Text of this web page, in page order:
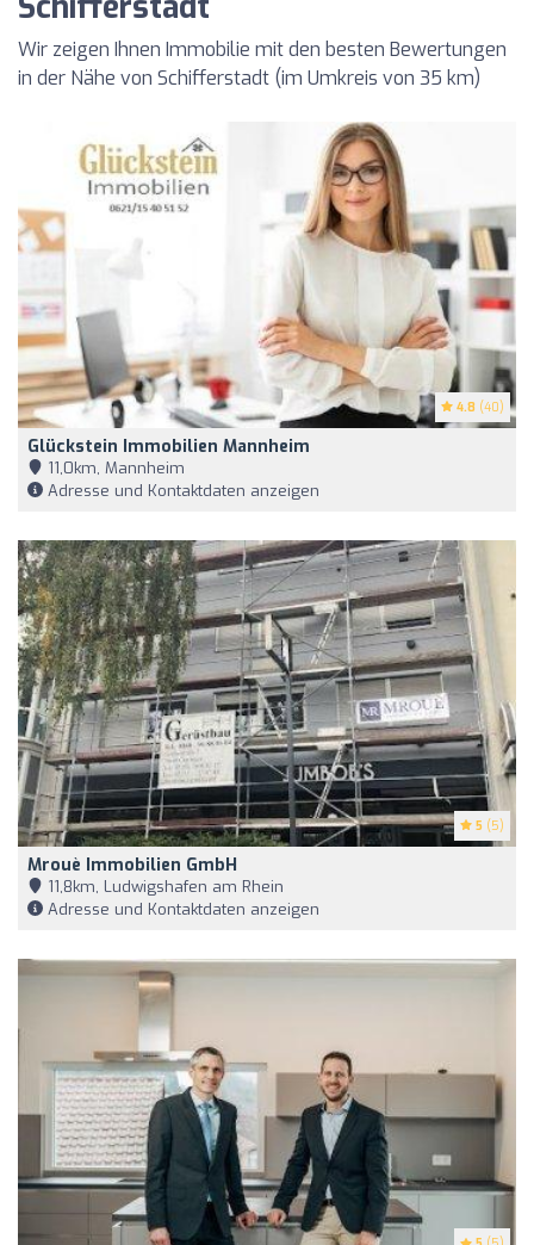
Wir zeigen Ihnen Immobilie mit den besten Bewertungen
in der Nähe von Schifferstadt (im Umkreis von 35 km)
4.8 (40)
Glückstein Immobilien Mannheim
11,0km, Mannheim
Adresse und Kontaktdaten anzeigen
5 (5)
Mrouè Immobilien GmbH
11,8km, Ludwigshafen am Rhein
Adresse und Kontaktdaten anzeigen